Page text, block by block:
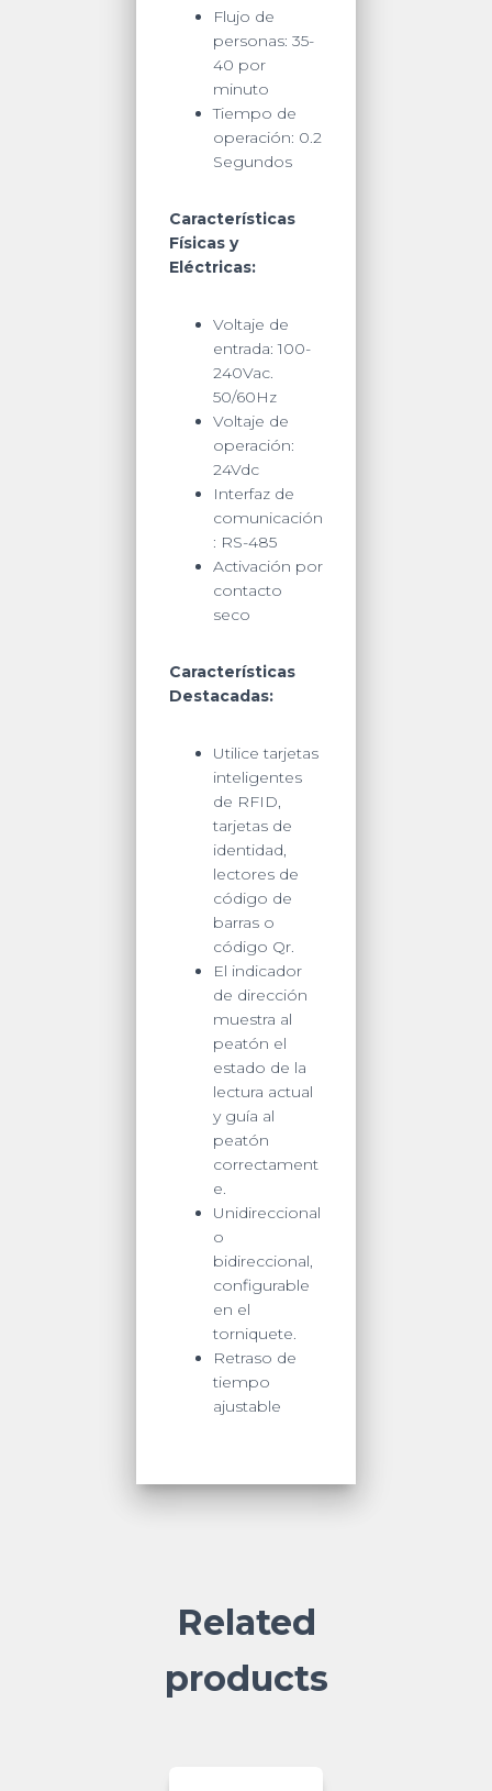
Flujo de
personas: 35-
40 por
minuto
Tiempo de
operación: 0.2
Segundos
Características
Físicas y
Eléctricas:
Voltaje de
entrada: 100-
240Vac.
50/60Hz
Voltaje de
operación:
24Vdc
Interfaz de
comunicación
: RS-485
Activación por
contacto
seco
Características
Destacadas:
Utilice tarjetas
inteligentes
de RFID,
tarjetas de
identidad,
lectores de
código de
barras o
código Qr.
El indicador
de dirección
muestra al
peatón el
estado de la
lectura actual
y guía al
peatón
correctament
e.
Unidireccional
o
bidireccional,
configurable
en el
torniquete.
Retraso de
tiempo
ajustable
Related
products